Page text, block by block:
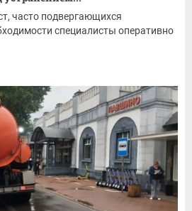
часто подвергающихся
специалисты оперативно